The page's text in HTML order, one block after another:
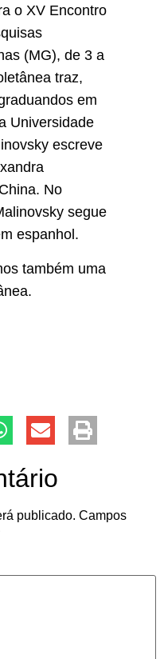
o XV Encontro
(MG), de 3 a
traz,
em
Universidade
escreve
No
segue
espanhol.
também uma
publicado. Campos